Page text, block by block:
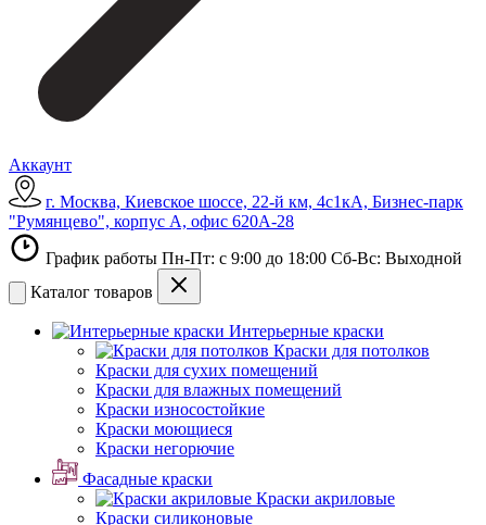
Аккаунт
г. Москва, Киевское шоссе, 22-й км, 4с1кА, Бизнес-парк
"Румянцево", корпус А, офис 620А-28
График работы Пн-Пт: с 9:00 до 18:00 Сб-Вс: Выходной
Каталог товаров
Интерьерные краски
Краски для потолков
Краски для сухих помещений
Краски для влажных помещений
Краски износостойкие
Краски моющиеся
Краски негорючие
Фасадные краски
Краски акриловые
Краски силиконовые